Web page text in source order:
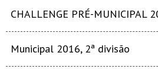
CHALLENGE PRÉ-MUNICIPAL
Municipal 2016, 2ª divisão